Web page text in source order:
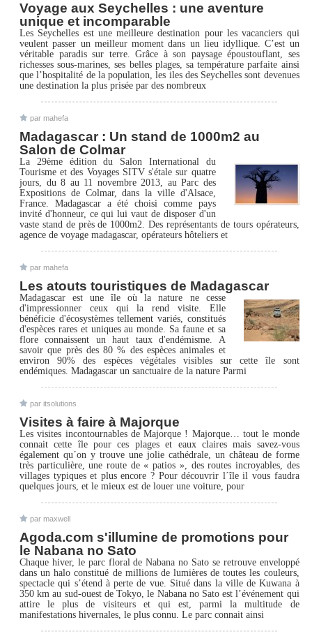
Voyage aux Seychelles : une aventure
unique et incomparable
Les Seychelles est une meilleure destination pour les vacanciers qui
veulent passer un meilleur moment dans un lieu idyllique. C’est un
véritable paradis sur terre. Grâce à son paysage époustouflant, ses
richesses sous-marines, ses belles plages, sa température parfaite ainsi
que l’hospitalité de la population, les iles des Seychelles sont devenues
une destination la plus prisée par des nombreux
par mahefa
Madagascar : Un stand de 1000m2 au
Salon de Colmar
La 29ème édition du Salon International du
Tourisme et des Voyages SITV s'étale sur quatre
jours, du 8 au 11 novembre 2013, au Parc des
Expositions de Colmar, dans la ville d'Alsace,
France. Madagascar a été choisi comme pays
invité d'honneur, ce qui lui vaut de disposer d'un
vaste stand de près de 1000m2. Des représentants de tours opérateurs,
agence de voyage madagascar, opérateurs hôteliers et
par mahefa
Les atouts touristiques de Madagascar
Madagascar est une île où la nature ne cesse
d'impressionner ceux qui la rend visite. Elle
bénéficie d'écosystèmes tellement variés, constitués
d'espèces rares et uniques au monde. Sa faune et sa
flore connaissent un haut taux d'endémisme. A
savoir que près des 80 % des espèces animales et
environ 90% des espèces végétales visibles sur cette île sont
endémiques. Madagascar un sanctuaire de la nature Parmi
par itsolutions
Visites à faire à Majorque
Les visites incontournables de Majorque ! Majorque… tout le monde
connait cette île pour ces plages et eaux claires mais savez-vous
également qu´on y trouve une jolie cathédrale, un château de forme
très particulière, une route de « patios », des routes incroyables, des
villages typiques et plus encore ? Pour découvrir l´île il vous faudra
quelques jours, et le mieux est de louer une voiture, pour
par maxwell
Agoda.com s'illumine de promotions pour
le Nabana no Sato
Chaque hiver, le parc floral de Nabana no Sato se retrouve enveloppé
dans un halo constitué de millions de lumières de toutes les couleurs,
spectacle qui s’étend à perte de vue. Situé dans la ville de Kuwana à
350 km au sud-ouest de Tokyo, le Nabana no Sato est l’événement qui
attire le plus de visiteurs et qui est, parmi la multitude de
manifestations hivernales, le plus connu. Le parc connait ainsi